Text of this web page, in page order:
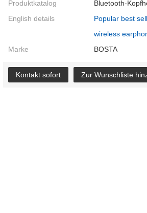
Produktkatalog
Bluetooth-
English details
Popular best
wireless
Marke
BOSTA
Kontakt sofort Zur Wunschliste